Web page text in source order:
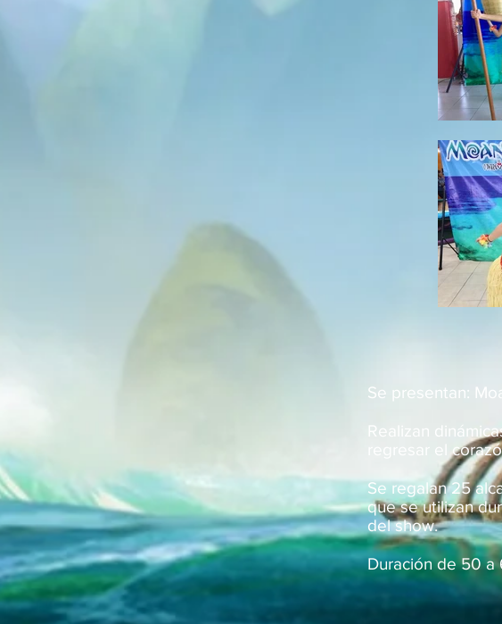
Se presentan:
Realizan
regresar el
Se regalan 25
que se utilizan
del show.
Duración de 50 a